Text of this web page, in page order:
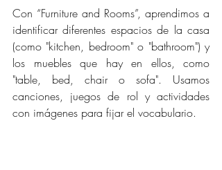
Con “Furniture and Rooms”, aprendimos a
identificar diferentes espacios de la casa
(como "kitchen, bedroom" o "bathroom") y
los muebles que hay en ellos, como
"table, bed, chair o sofa". Usamos
canciones, juegos de rol y actividades
con imágenes para fijar el vocabulario.